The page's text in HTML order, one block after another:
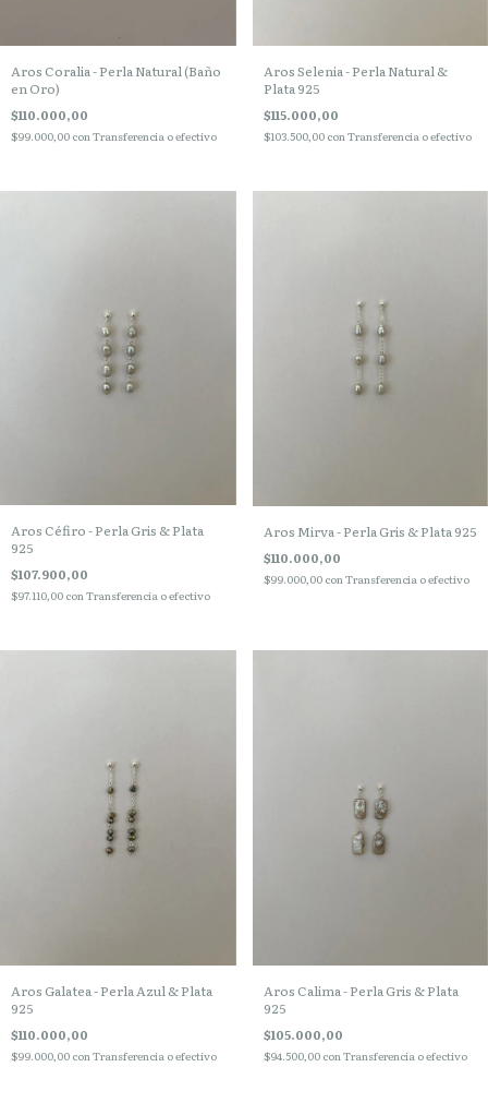
Aros Coralia - Perla Natural (Baño
en Oro)
$110.000,00
$99.000,00 con Transferencia o efectivo
Aros Selenia - Perla Natural &
Plata 925
$115.000,00
$103.500,00 con Transferencia o efectivo
Aros Céfiro - Perla Gris & Plata
925
$107.900,00
$97.110,00 conTransferencia o efectivo
Aros Mirva - Perla Gris & Plata 925
$110.000,00
$99.000,00 con Transferencia o efectivo
Aros Galatea - Perla Azul & Plata
925
$110.000,00
$99.000,00 conTransferencia o efectivo
Aros Calima - Perla Gris & Plata
925
$105.000,00
$94.500,00 conTransferencia o efectivo